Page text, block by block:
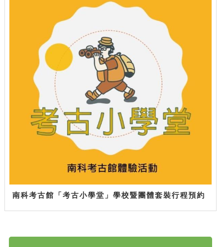
南科考古館「考古小學堂」學校暨團體套裝行程預約